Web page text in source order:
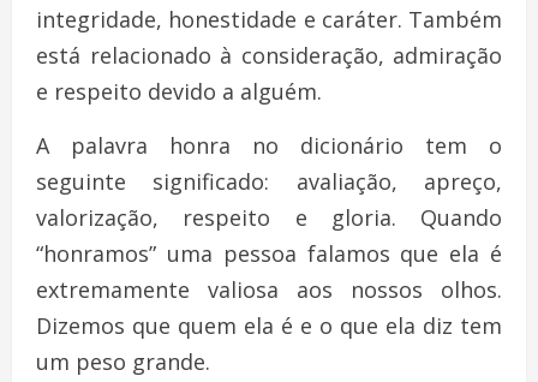
integridade, honestidade e caráter. Também
está relacionado à consideração, admiração
e respeito devido a alguém.
A palavra honra no dicionário tem o
seguinte significado: avaliação, apreço,
valorização, respeito e gloria. Quando
“honramos” uma pessoa falamos que ela é
extremamente valiosa aos nossos olhos.
Dizemos que quem ela é e o que ela diz tem
um peso grande.